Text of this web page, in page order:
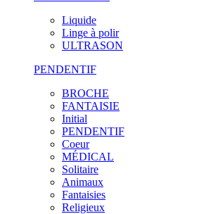
Liquide
Linge à polir
ULTRASON
PENDENTIF
BROCHE
FANTAISIE
Initial
PENDENTIF
Coeur
MÉDICAL
Solitaire
Animaux
Fantaisies
Religieux